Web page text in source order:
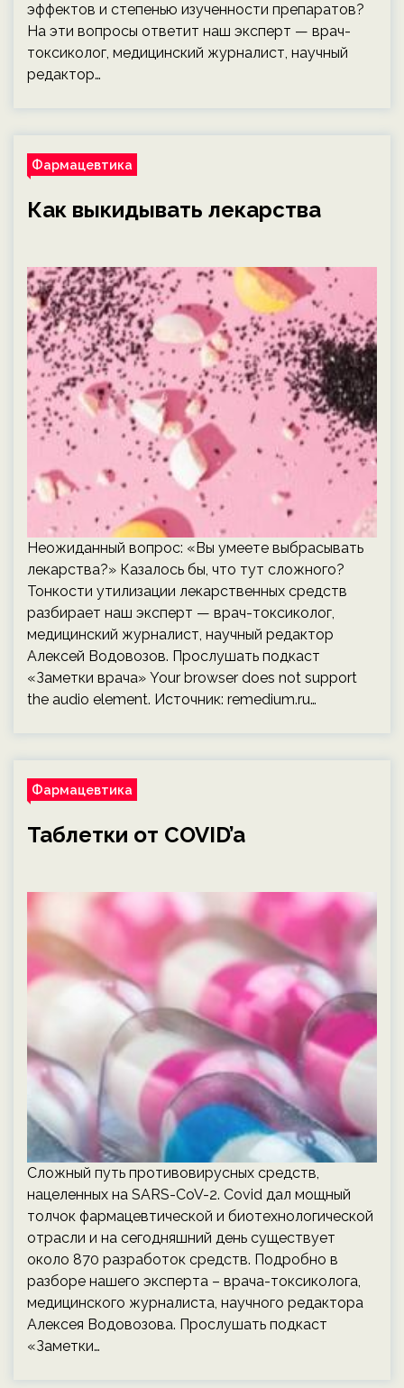
эффектов и степенью изученности препаратов?
На эти вопросы ответит наш эксперт — врач-
токсиколог, медицинский журналист, научный
редактор…
Фармацевтика
Как выкидывать лекарства
Неожиданный вопрос: «Вы умеете выбрасывать
лекарства?» Казалось бы, что тут сложного?
Тонкости утилизации лекарственных средств
разбирает наш эксперт — врач-токсиколог,
медицинский журналист, научный редактор
Алексей Водовозов. Прослушать подкаст
«Заметки врача» Your browser does not support
the audio element. Источник: remedium.ru…
Фармацевтика
Таблетки от COVID’a
Сложный путь противовирусных средств,
нацеленных на SARS-CoV-2. Covid дал мощный
толчок фармацевтической и биотехнологической
отрасли и на сегодняшний день существует
около 870 разработок средств. Подробно в
разборе нашего эксперта – врача-токсиколога,
медицинского журналиста, научного редактора
Алексея Водовозова. Прослушать подкаст
«Заметки…